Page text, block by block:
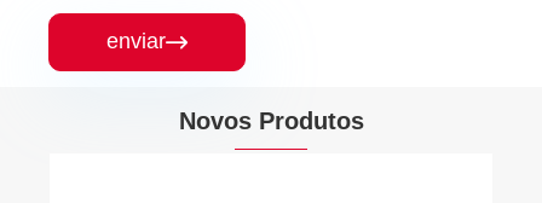
enviar
Novos Produtos